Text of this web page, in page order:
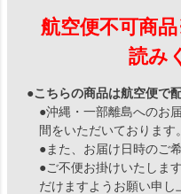
航空便不可商
読み
●こちらの商品は航空便で
●沖縄・一部離島へのお
間をいただいております。
●また、お届け日時のご
●ご不便お掛けいたしま
だけますようお願い申し